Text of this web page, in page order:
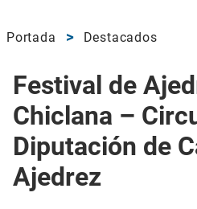
Portada Destacados
Festival de
Chiclana –
Diputación de
Ajedrez